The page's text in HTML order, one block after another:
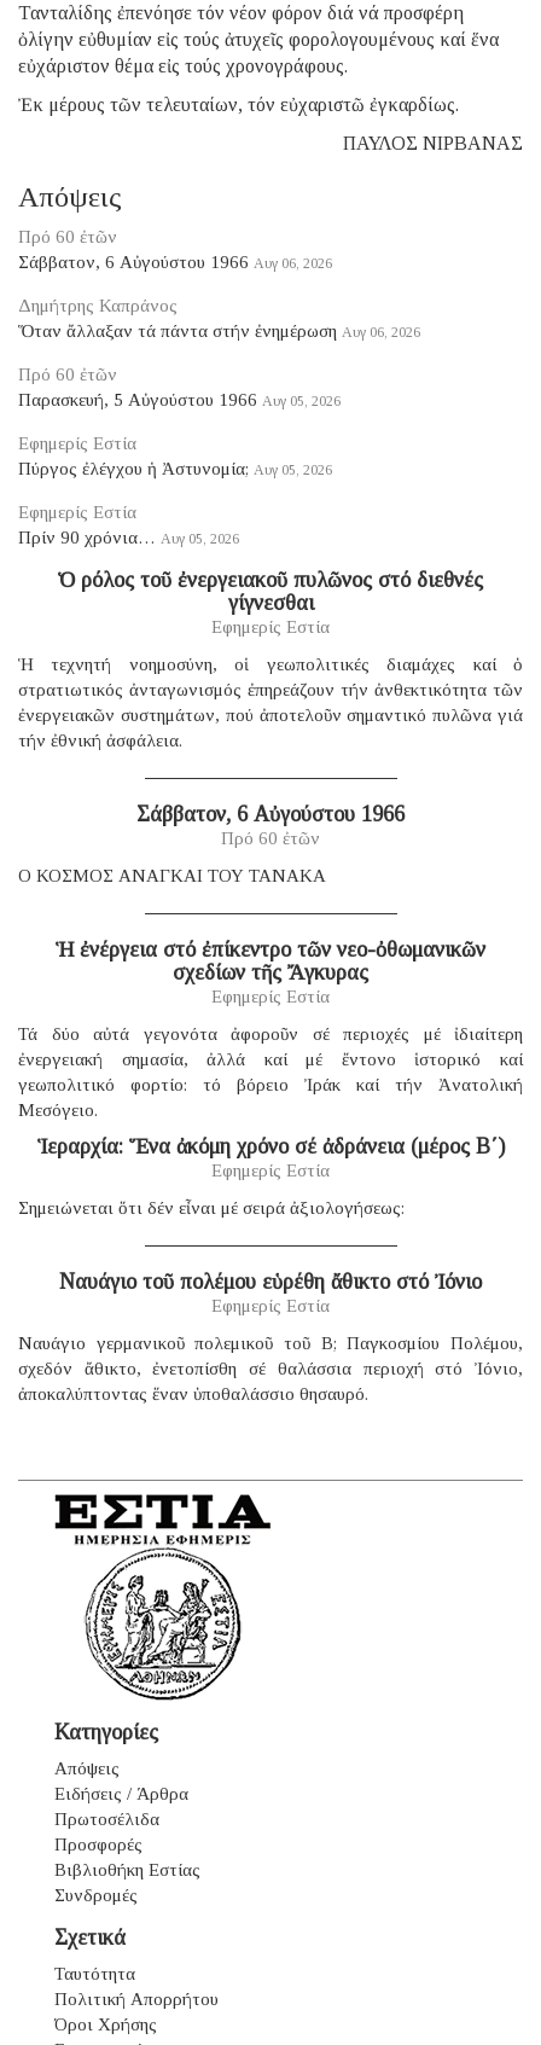
Τανταλίδης ἐπενόησε τόν νέον φόρον διά νά προσφέρη
ὀλίγην εὐθυμίαν εἰς τούς ἀτυχεῖς φορολογουμένους καί ἕνα
εὐχάριστον θέμα εἰς τούς χρονογράφους.
Ἐκ μέρους τῶν τελευταίων, τόν εὐχαριστῶ ἐγκαρδίως.
ΠΑΥΛΟΣ ΝΙΡΒΑΝΑΣ
Απόψεις
Πρό 60 ἐτῶν
Σάββατον, 6 Αὐγούστου 1966 Αυγ 06, 2026
Δημήτρης Καπράνος
Ὅταν ἄλλαξαν τά πάντα στήν ἐνημέρωση Αυγ 06, 2026
Πρό 60 ἐτῶν
Παρασκευή, 5 Αὐγούστου 1966 Αυγ 05, 2026
Εφημερίς Εστία
Πύργος ἐλέγχου ἡ Ἀστυνομία; Αυγ 05, 2026
Εφημερίς Εστία
Πρίν 90 χρόνια… Αυγ 05, 2026
Ὁ ρόλος τοῦ ἐνεργειακοῦ πυλῶνος στό διεθνές
γίγνεσθαι
Εφημερίς Εστία
Ἡ τεχνητή νοημοσύνη, οἱ γεωπολιτικές διαμάχες καί ὁ
στρατιωτικός ἀνταγωνισμός ἐπηρεάζουν τήν ἀνθεκτικότητα τῶν
ἐνεργειακῶν συστημάτων, πού ἀποτελοῦν σημαντικό πυλῶνα γιά
τήν ἐθνική ἀσφάλεια.
Σάββατον, 6 Αὐγούστου 1966
Πρό 60 ἐτῶν
Ο ΚΟΣΜΟΣ ΑΝΑΓΚΑΙ ΤΟΥ ΤΑΝΑΚΑ
Ἡ ἐνέργεια στό ἐπίκεντρο τῶν νεο-ὀθωμανικῶν
σχεδίων τῆς Ἄγκυρας
Εφημερίς Εστία
Τά δύο αὐτά γεγονότα ἀφοροῦν σέ περιοχές μέ ἰδιαίτερη
ἐνεργειακή σημασία, ἀλλά καί μέ ἔντονο ἱστορικό καί
γεωπολιτικό φορτίο: τό βόρειο Ἰράκ καί τήν Ἀνατολική
Μεσόγειο.
Ἱεραρχία: Ἕνα ἀκόμη χρόνο σέ ἀδράνεια (μέρος B΄)
Εφημερίς Εστία
Σημειώνεται ὅτι δέν εἶναι μέ σειρά ἀξιολογήσεως:
Ναυάγιο τοῦ πολέμου εὑρέθη ἄθικτο στό Ἰόνιο
Εφημερίς Εστία
Ναυάγιο γερμανικοῦ πολεμικοῦ τοῦ B; Παγκοσμίου Πολέμου,
σχεδόν ἄθικτο, ἐνετοπίσθη σέ θαλάσσια περιοχή στό Ἰόνιο,
ἀποκαλύπτοντας ἕναν ὑποθαλάσσιο θησαυρό.
Κατηγορίες
Απόψεις
Ειδήσεις / Άρθρα
Πρωτοσέλιδα
Προσφορές
Βιβλιοθήκη Εστίας
Συνδρομές
Σχετικά
Ταυτότητα
Πολιτική Απορρήτου
Όροι Χρήσης